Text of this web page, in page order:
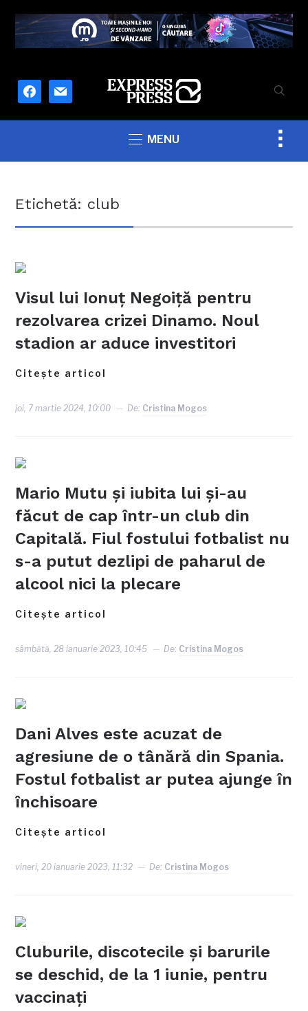
facebook
mail
MENU
Etichetă: club
Visul lui Ionuț Negoiță pentru
rezolvarea crizei Dinamo. Noul
stadion ar aduce investitori
Citește articol
joi, 7 martie 2024, 10:00 De: Cristina Mogos
Mario Mutu și iubita lui și-au
făcut de cap într-un club din
Capitală. Fiul fostului fotbalist nu
s-a putut dezlipi de paharul de
alcool nici la plecare
Citește articol
sâmbătă, 28 ianuarie 2023, 10:45 De: Cristina Mogos
Dani Alves este acuzat de
agresiune de o tânără din Spania.
Fostul fotbalist ar putea ajunge în
închisoare
Citește articol
vineri, 20 ianuarie 2023, 11:32 De: Cristina Mogos
Cluburile, discotecile și barurile
se deschid, de la 1 iunie, pentru
vaccinați